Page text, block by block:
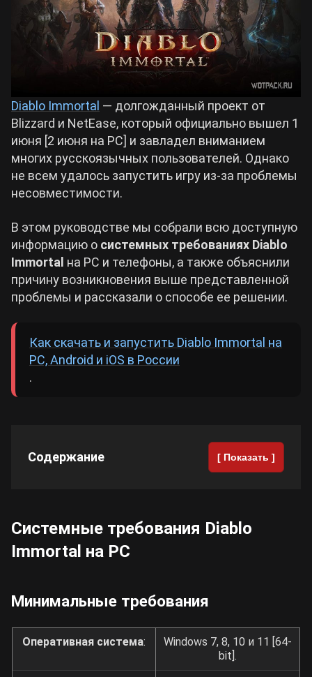
Crimson Desert
Kingdom Come: Deliverance 2
Path of Exile 2
Roblox
Hogwarts Legacy
Cyberpunk 2077
Билды Arknights: Endfield
Билды Wuthering Waves
Билды Cyberpunk 2077
Билды Path of Exile 2
Diablo Immortal — долгожданный проект от
Blizzard и NetEase, который официально вышел 1
июня [2 июня на PC] и завладел вниманием
многих русскоязычных пользователей. Однако
не всем удалось запустить игру из-за проблемы
несовместимости.
В этом руководстве мы собрали всю доступную
информацию о системных требованиях Diablo
Immortal на PC и телефоны, а также объяснили
причину возникновения выше представленной
проблемы и рассказали о способе ее решении.
Как скачать и запустить Diablo Immortal на
PC, Android и iOS в России
.
Содержание [ Показать ]
Системные требования Diablo
Immortal на PC
Минимальные требования
Оперативная система:
Windows 7, 8, 10 и 11 [64-
bit].